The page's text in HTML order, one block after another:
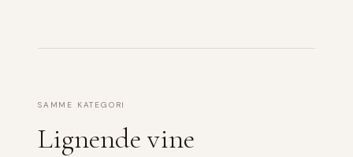
SAMME KATEGORI
Lignende vine